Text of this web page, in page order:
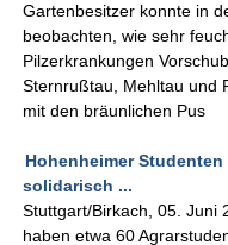
Gartenbesitzer konnte in
beobachten, wie sehr
Pilzerkrankungen
Sternrußtau, Mehltau und
mit den bräunlichen Pus
Hohenheimer
solidarisch ...
Stuttgart/Birkach, 05. Juni
haben etwa 60